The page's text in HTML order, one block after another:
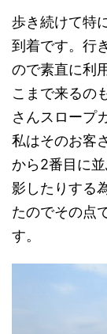
歩き続けて特
到着です。行
ので素直に利
こまで来るの
さんスロープ
私はそのお客
から2番目に
影したりする
たのでその点
す。